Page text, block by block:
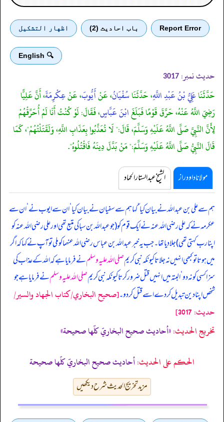
Report Error باب احادیث (2) اظهار التشكيل
🔍 English
حدیث نمبر: 3017
حَدَّثَنَاعَلِيُّ بْنُ عَبْدِ اللَّهِ، حَدَّثَنَاسُفْيَانُ، عَنْأَيُّوبَ، عَنْعِكْرِمَةَ، أَنَّ عَلِيًّا
رَضِيَ اللَّهُ عَنْهُ، حَرَّقَ قَوْمًا فَبَلَغَابْنَ عَبَّاسٍ، فَقَالَ: لَوْ كُنْتُ أَنَا لَمْ أُحَرِّقْهُمْ
لِأَنَّ النَّبِيَّ صَلَّى اللَّهُ عَلَيْهِ وَسَلَّمَ، قَالَ:" لَا تُعَذِّبُوا بِعَذَابِ اللَّهِ، وَلَقَتَلْتُهُمْ"، كَمَا
قَالَ النَّبِيُّ صَلَّى اللَّهُ عَلَيْهِ وَسَلَّمَ:" مَنْ بَدَّلَ دِينَهُ فَاقْتُلُوهُ".
مولانا داود راز الشیخ عبدالستار الحماد
ہم سے علی بن عبداللہ نے بیان کیا ‘ کہا ہم سے سفیان نے بیان کیا ‘ ان سے ایوب نے ‘ ان سے
عکرمہ نے کہعلی رضی اللہ عنہ نے ایک قوم کو (جو عبداللہ بن سبا کی متبع تھی اور علی رضی اللہ عنہ کو
اپنا رب کہتی تھی) جلا دیا تھا۔ جب یہ خبر عبداللہ بن عباس رضی اللہ عنہما کو ملی تو آپ نے کہا کہ اگر
میں ہوتا تو کبھی انہیں نہ جلاتا کیونکہ نبی کریمصلی اللہ علیہ وسلمنے فرمایا ہے کہ اللہ کے عذاب کی
سزا کسی کو نہ دو ‘ البتہ میں انہیں قتل ضرور کرتا کیونکہ نبی کریمصلی اللہ علیہ وسلمنے فرمایا ہے جو
شخص اپنا دین تبدیل کر دے اسے قتل کر دو۔[صحيح البخاري/كتاب الجهاد والسير/
حدیث: 3017]
تخریج الحدیث:«أحاديث صحيح البخاريّ كلّها صحيحة»
الحكم على الحديث:أحاديث صحيح البخاريّ كلّها صحيحة
مزید تخریج الحدیث شرح دیکھیں